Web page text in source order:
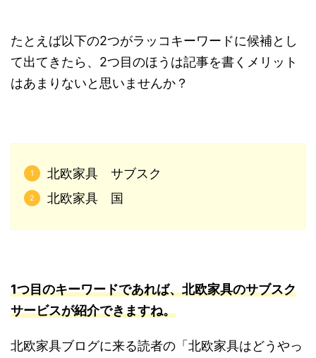
たとえば以下の2つがラッコキーワードに候補とし
て出てきたら、2つ目のほうは記事を書くメリット
はあまりないと思いませんか？
北欧家具 サブスク
北欧家具 国
1つ目のキーワードであれば、北欧家具のサブスク
サービスが紹介できますね。
北欧家具ブログに来る読者の「北欧家具はどうやっ